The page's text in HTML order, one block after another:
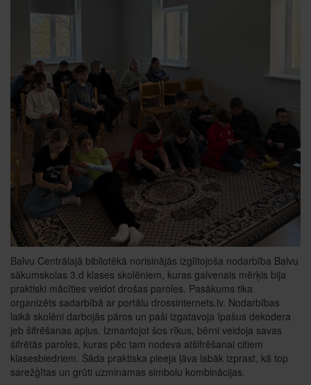
Balvu Centrālajā bibliotēkā norisinājās izglītojoša nodarbība Balvu
sākumskolas 3.d klases skolēniem, kuras galvenais mērķis bija
praktiski mācīties veidot drošas paroles. Pasākums tika
organizēts sadarbībā ar portālu drossinternets.lv. Nodarbības
laikā skolēni darbojās pāros un paši izgatavoja īpašus dekodera
jeb šifrēšanas apļus. Izmantojot šos rīkus, bērni veidoja savas
šifrētās paroles, kuras pēc tam nodeva atšifrēšanai citiem
klasesbiedriem. Šāda praktiska pieeja ļāva labāk izprast, kā top
sarežģītas un grūti uzminamas simbolu kombinācijas.